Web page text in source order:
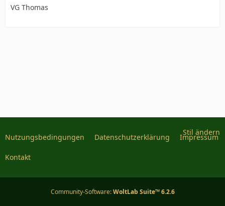
VG Thomas
Stil ändern
Nutzungsbedingungen Datenschutzerklärung Impressum
Kontakt
Community-Software:WoltLab Suite™ 6.2.6